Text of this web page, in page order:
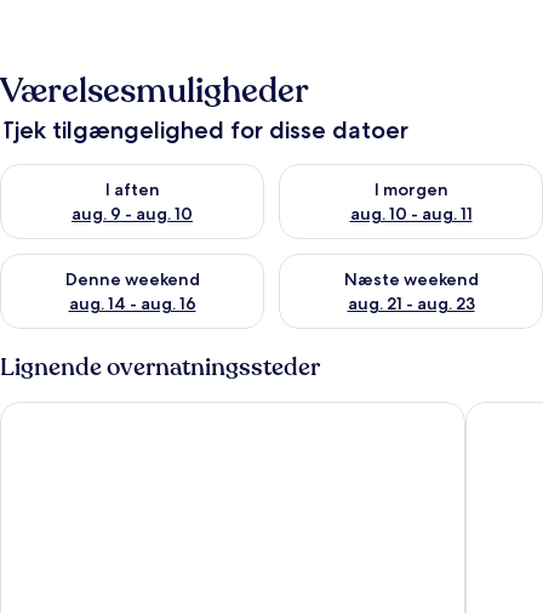
Værelsesmuligheder
Tjek tilgængelighed for disse datoer
I aften
aug. 9 - aug. 10
Tjek tilgængelighed for i aften aug. 9 - aug. 10
I morgen
aug. 10 - aug. 11
Tjek tilgængelighed for i
Denne weekend
aug. 14 - aug. 16
Tjek tilgængelighed for denne weekend aug. 14 - aug. 16
Næste weekend
aug. 21 - aug. 23
Tjek tilgængelighed for næste
Lignende overnatningssteder
Ca' Pasquali Village The